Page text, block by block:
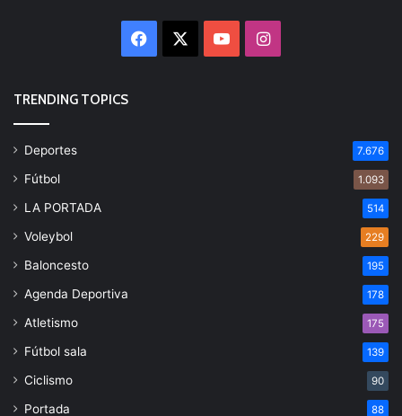
Facebook YouTubeInstagram
TRENDING TOPICS
Deportes 7.676
Fútbol 1.093
LA PORTADA 514
Voleybol 229
Baloncesto 195
Agenda Deportiva 178
Atletismo 175
Fútbol sala 139
Ciclismo 90
Portada 88